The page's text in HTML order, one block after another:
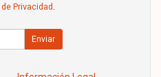
Privacidad
Enviar